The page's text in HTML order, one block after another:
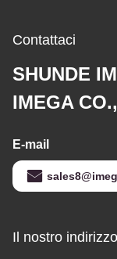
Contattaci
SHUNDE
IMEGA
E-mail
Il nostro indirizzo